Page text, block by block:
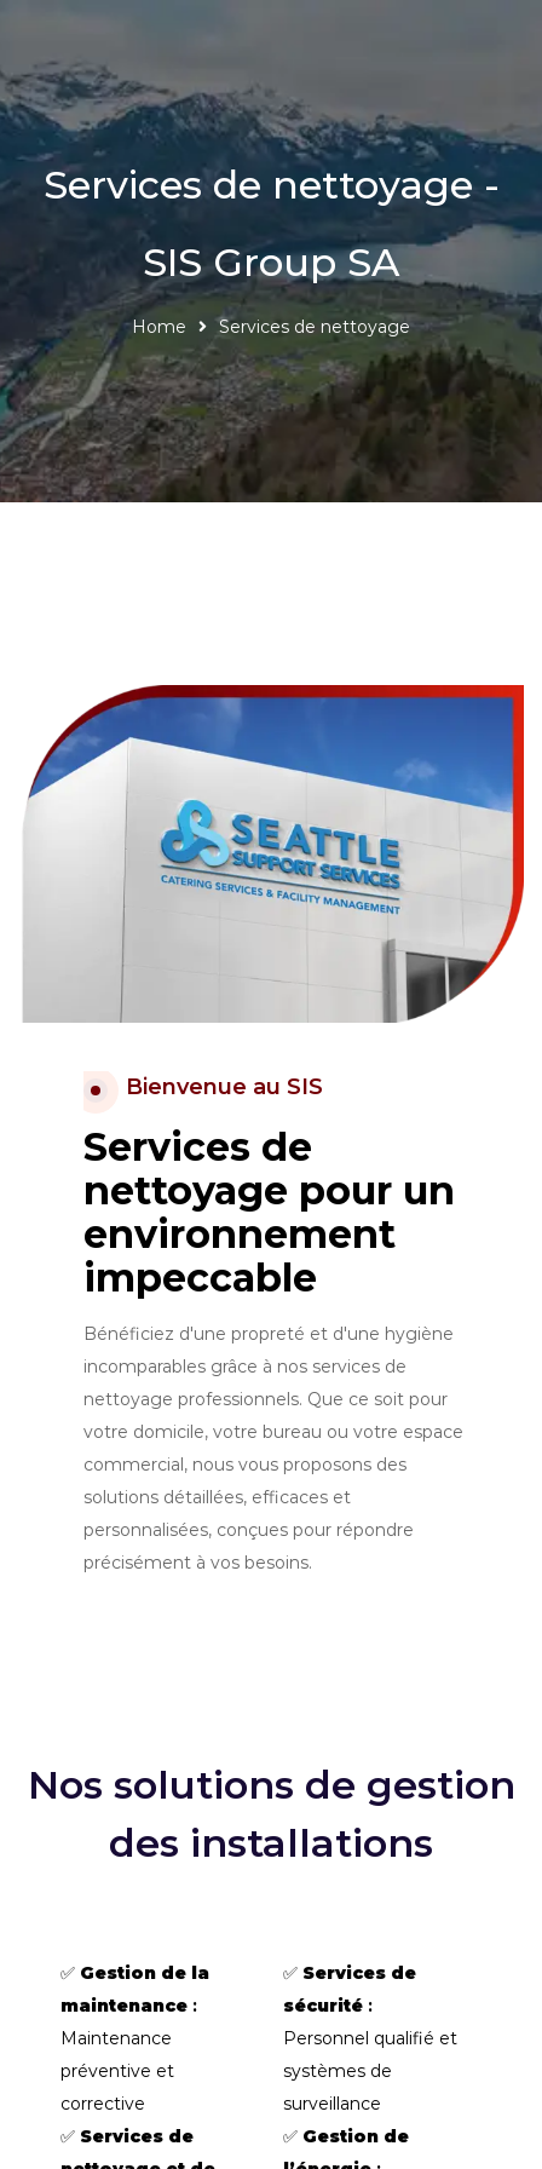
Services de nettoyage -
SIS Group SA
Home Services de nettoyage
Bienvenue au SIS
Services de
nettoyage pour un
environnement
impeccable
Bénéficiez d'une propreté et d'une hygiène
incomparables grâce à nos services de
nettoyage professionnels. Que ce soit pour
votre domicile, votre bureau ou votre espace
commercial, nous vous proposons des
solutions détaillées, efficaces et
personnalisées, conçues pour répondre
précisément à vos besoins.
Nos solutions de gestion
des installations
✅ Gestion de la
maintenance :
Maintenance
préventive et
corrective
✅ Services de
✅ Services de
sécurité :
Personnel qualifié et
systèmes de
surveillance
✅ Gestion de